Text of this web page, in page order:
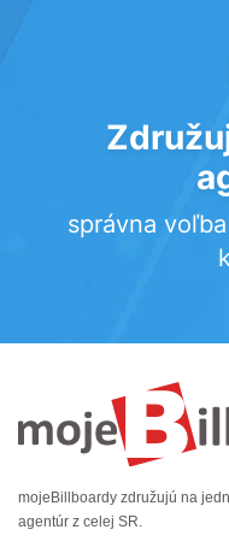
správna
mojeBillboardy združujú na
agentúr z celej SR.